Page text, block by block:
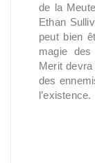
de la
Ethan
peut bien
magie
Merit
des
l’existence.